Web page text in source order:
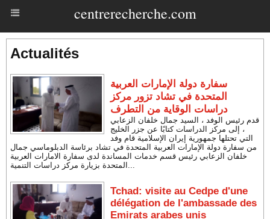
centrerecherche.com
Actualités
سفارة دولة الإمارات العربية
المتحدة في تشاد تزور مركز
دراسات الوقاية من التطرف
قدم رئيس الوفد ، السيد جمال خلفان الزعابي
، إلى مركز الدراسات كتابًا عن جزر الخليج
التي تحتلها جمهورية إيران الإسلامية قام وفد
من سفارة دولة الإمارات العربية المتحدة في تشاد برئاسة الدبلوماسي جمال
خلفان الزعابي رئيس قسم خدمات المساندة لدى سفارة الامارات العربية
المتحدة بزيارة مركز دراسات التنمية...
Tchad: visite au Cedpe d'une
délégation de l'ambassade des
Emirats arabes unis